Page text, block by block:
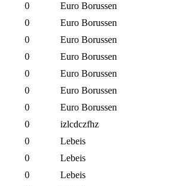
0
Euro Borussen
0
Euro Borussen
0
Euro Borussen
0
Euro Borussen
0
Euro Borussen
0
Euro Borussen
0
Euro Borussen
0
izlcdczfhz
0
Lebeis
0
Lebeis
0
Lebeis